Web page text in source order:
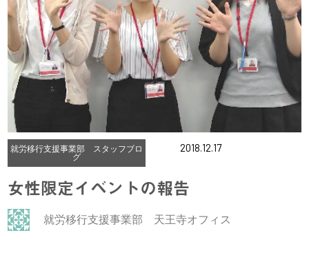
就労移行支援事業部 スタッフブロ
グ
2018.12.17
女性限定イベントの報告
就労移行支援事業部 天王寺オフィス